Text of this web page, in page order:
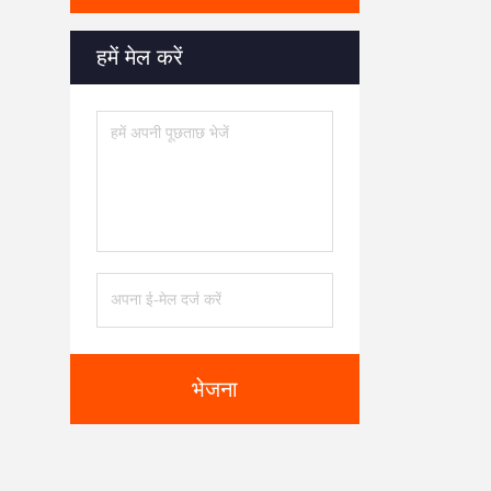
हमें मेल करें
भेजना